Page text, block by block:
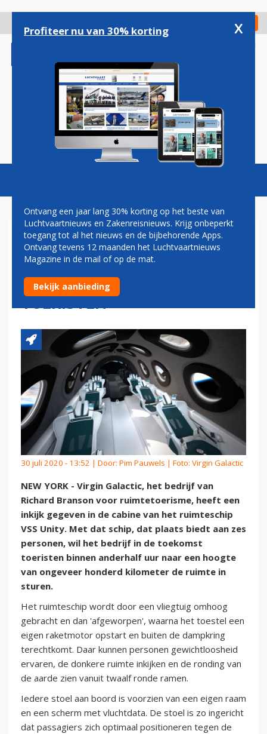
gaan
Check in
Magazine Podcasts Vacatures
VIRGIN GALACTIC ONTHULT
INTERIEUR VAN
RUIMTESCHIP VOOR
TOERISTEN
30 juli 2020 - 13:52 | Door: Pim Pauwels | Foto: Virgin Galactic
NEW YORK - Virgin Galactic, het bedrijf van
Richard Branson voor ruimtetoerisme, heeft een
inkijk gegeven in de cabine van het ruimteschip
VSS Unity. Met dat schip, dat plaats biedt aan zes
personen, wil het bedrijf in de toekomst
toeristen binnen anderhalf uur naar een hoogte
van ongeveer honderd kilometer de ruimte in
sturen.
Het ruimteschip wordt door een vliegtuig omhoog
gebracht en dan 'afgeworpen', waarna het toestel een
eigen raketmotor opstart en buiten de dampkring
terechtkomt. Daar kunnen personen gewichtloosheid
ervaren, de donkere ruimte inkijken en de ronding van
de aarde zien vanuit twaalf ronde ramen.
Iedere stoel aan boord is voorzien van een eigen raam
en een scherm met vluchtdata. De stoel is zo ingericht
dat passagiers zich optimaal positioneren tegen de
Profiteer nu van 30% korting x
Ontvang een jaar lang 30% korting op het beste van
Luchtvaartnieuws en Zakenreisnieuws. Krijg onbeperkt
toegang tot al het nieuws en de bijbehorende Apps.
Ontvang tevens 12 maanden het Luchtvaartnieuws
Magazine in de mail of op de mat.
Bekijk aanbieding